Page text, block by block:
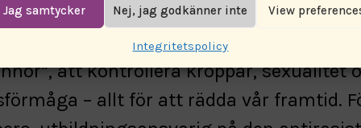
Jag samtycker Nej, jag godkänner inte View
Integritetspolicy
den traditionella kärnfamiljens ideal
med missionen att skapa “manliga
att kontrollera kroppar, sexualitet
– allt för att rädda vår framtid.